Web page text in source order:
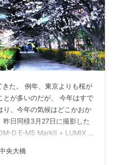
た。 例年、東京よりも桜が
とが多いのだが、 今年はすで
り、今年の気候はどこかおか
昨日同様3月27日に撮影した
D E-M5 MarkII + LUMIX G
ド：ドラマチックトーン さ
央大橋